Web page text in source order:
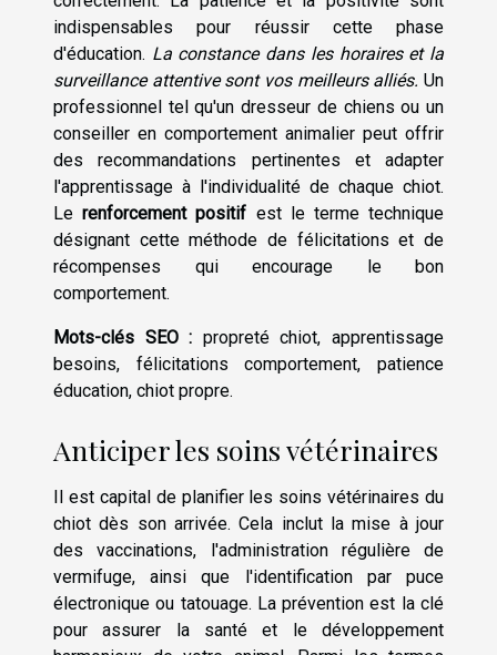
indispensables pour réussir cette phase
d'éducation. La constance dans les horaires et la
surveillance attentive sont vos meilleurs alliés. Un
professionnel tel qu'un dresseur de chiens ou un
conseiller en comportement animalier peut offrir
des recommandations pertinentes et adapter
l'apprentissage à l'individualité de chaque chiot.
Lerenforcement positif est le terme technique
désignant cette méthode de félicitations et de
récompenses qui encourage le bon
comportement.
Mots-clés SEO : propreté chiot, apprentissage
besoins, félicitations comportement, patience
éducation, chiot propre.
Anticiper les soins vétérinaires
Il est capital de planifier les soins vétérinaires du
chiot dès son arrivée. Cela inclut la mise à jour
des vaccinations, l'administration régulière de
vermifuge, ainsi que l'identification par puce
électronique ou tatouage. La prévention est la clé
pour assurer la santé et le développement